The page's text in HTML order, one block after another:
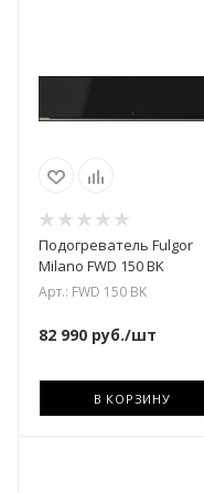
Подогреватель Fulgor
Milano FWD 150 BK
Арт.: FWD 150 BK
82 990 руб./шт
В КОРЗИНУ